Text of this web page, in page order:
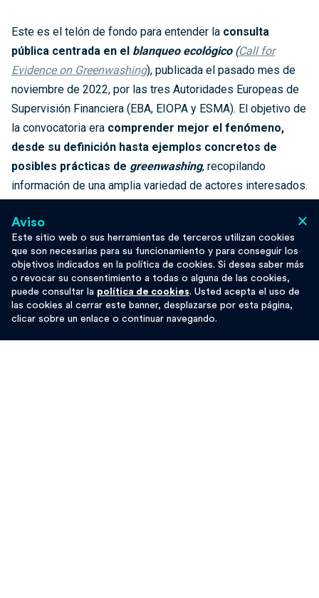
Este es el telón de fondo para entender la consulta
pública centrada en el blanqueo ecológico(Call for
Evidence on Greenwashing), publicada el pasado mes de
noviembre de 2022, por las tres Autoridades Europeas de
Supervisión Financiera (EBA, EIOPA y ESMA). El objetivo de
la convocatoria era comprender mejor el fenómeno,
desde su definición hasta ejemplos concretos de
posibles prácticas de greenwashing, recopilando
información de una amplia variedad de actores interesados.
informe de progreso, previsto para
mientras que un segundo y último documento se espera
para el próximo año. Las aportaciones recogidas en estos
informes servirán a la Comisión Europea para reforzar los
marcos normativos y de aplicación de las políticas de
financiación sostenible.
×
Aviso
Este sitio web o sus herramientas de terceros utilizan cookies
que son necesarias para su funcionamiento y para conseguir los
objetivos indicados en la política de cookies. Si desea saber más
o revocar su consentimiento a todas o alguna de las cookies,
puede consultar la política de cookies. Usted acepta el uso de
las cookies al cerrar este banner, desplazarse por esta página,
clicar sobre un enlace o continuar navegando.